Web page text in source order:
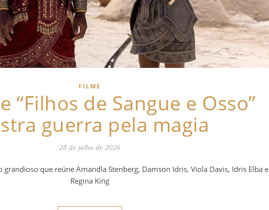
FILME
“Filhos de Sangue e Osso”
guerra pela magia
28 de julho de 2026
que reúne Amandla Stenberg, Damson Idris, Viola Davis, Idris Elba e
Regina King